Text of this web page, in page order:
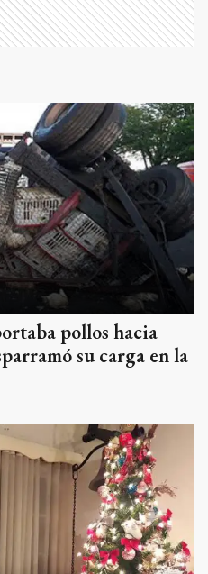
pollos hacia
su carga en la